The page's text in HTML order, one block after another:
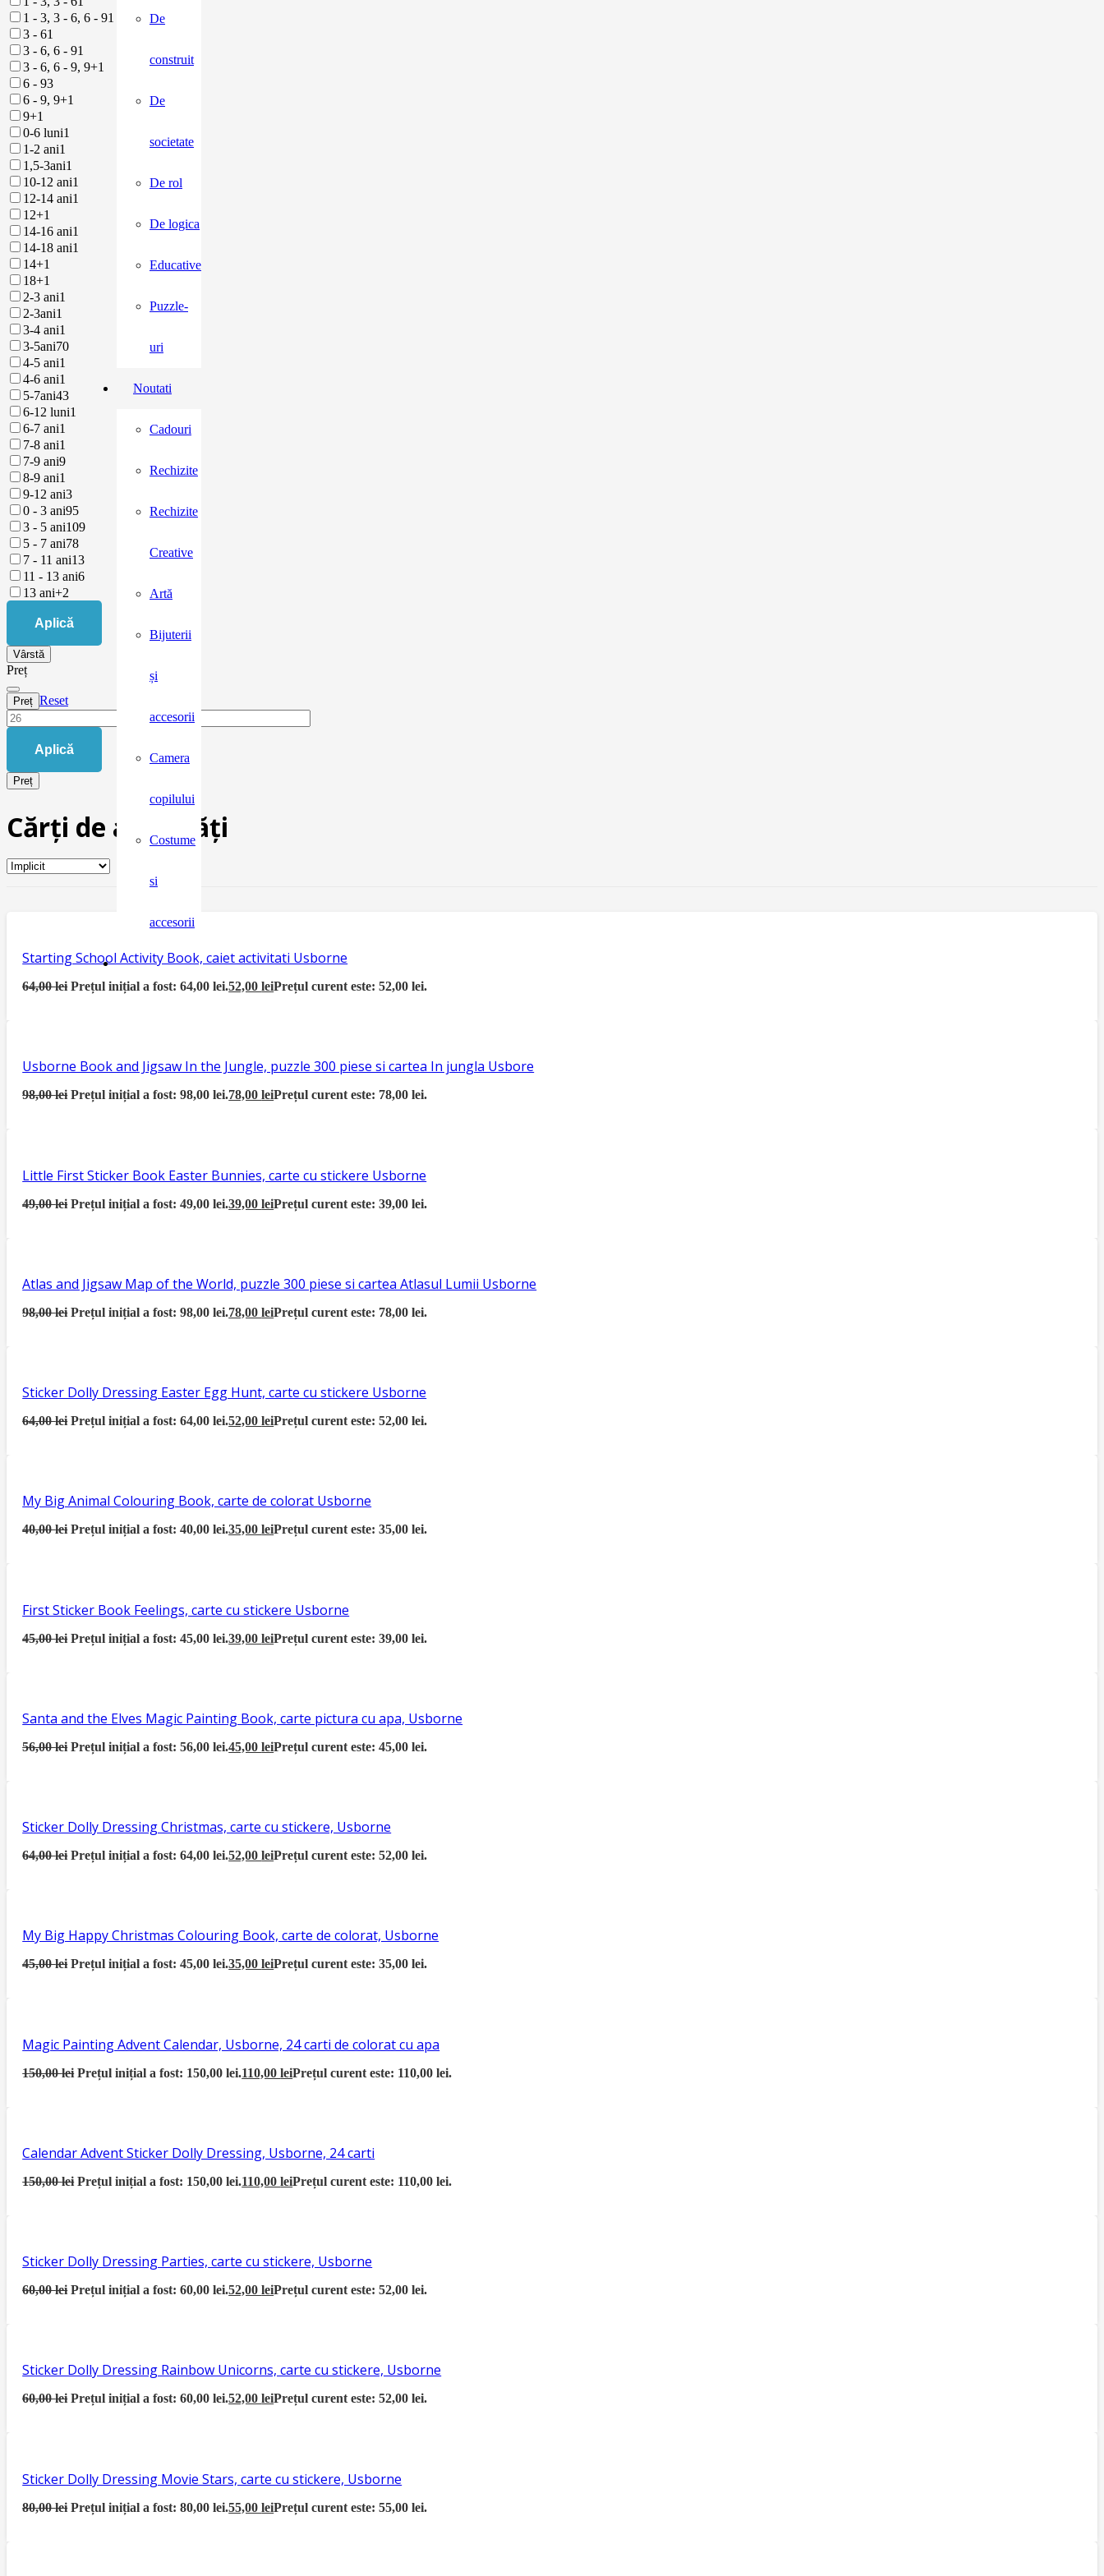
De
construit
De
societate
De rol
De logica
Educative
Puzzle-
uri
Noutati
Cadouri
Rechizite
Rechizite
Creative
Artă
Bijuterii
și
accesorii
Camera
copilului
Costume
si
accesorii
1 - 3, 3 - 6, 6 - 91
3 - 61
3 - 6, 6 - 91
3 - 6, 6 - 9, 9+1
6 - 93
6 - 9, 9+1
9+1
0-6 luni1
1-2 ani1
1,5-3ani1
10-12 ani1
12-14 ani1
12+1
14-16 ani1
14-18 ani1
14+1
18+1
2-3 ani1
2-3ani1
3-4 ani1
3-5ani70
4-5 ani1
4-6 ani1
5-7ani43
6-12 luni1
6-7 ani1
7-8 ani1
7-9 ani9
8-9 ani1
9-12 ani3
0 - 3 ani95
3 - 5 ani109
5 - 7 ani78
7 - 11 ani13
11 - 13 ani6
13 ani+2
Aplică
Vârstă
Preț
Preț Reset
Aplică
Preț
Cărți de activități
Starting School Activity Book, caiet activitati Usborne
64,00lei Prețul inițial a fost: 64,00 lei.52,00leiPrețul curent este: 52,00 lei.
Usborne Book and Jigsaw In the Jungle, puzzle 300 piese si cartea In jungla Usbore
98,00lei Prețul inițial a fost: 98,00 lei.78,00leiPrețul curent este: 78,00 lei.
Little First Sticker Book Easter Bunnies, carte cu stickere Usborne
49,00lei Prețul inițial a fost: 49,00 lei.39,00leiPrețul curent este: 39,00 lei.
Atlas and Jigsaw Map of the World, puzzle 300 piese si cartea Atlasul Lumii Usborne
98,00lei Prețul inițial a fost: 98,00 lei.78,00leiPrețul curent este: 78,00 lei.
Sticker Dolly Dressing Easter Egg Hunt, carte cu stickere Usborne
64,00lei Prețul inițial a fost: 64,00 lei.52,00leiPrețul curent este: 52,00 lei.
My Big Animal Colouring Book, carte de colorat Usborne
40,00lei Prețul inițial a fost: 40,00 lei.35,00leiPrețul curent este: 35,00 lei.
First Sticker Book Feelings, carte cu stickere Usborne
45,00lei Prețul inițial a fost: 45,00 lei.39,00leiPrețul curent este: 39,00 lei.
Santa and the Elves Magic Painting Book, carte pictura cu apa, Usborne
56,00lei Prețul inițial a fost: 56,00 lei.45,00leiPrețul curent este: 45,00 lei.
Sticker Dolly Dressing Christmas, carte cu stickere, Usborne
64,00lei Prețul inițial a fost: 64,00 lei.52,00leiPrețul curent este: 52,00 lei.
My Big Happy Christmas Colouring Book, carte de colorat, Usborne
45,00lei Prețul inițial a fost: 45,00 lei.35,00leiPrețul curent este: 35,00 lei.
Magic Painting Advent Calendar, Usborne, 24 carti de colorat cu apa
150,00lei Prețul inițial a fost: 150,00 lei.110,00leiPrețul curent este: 110,00 lei.
Calendar Advent Sticker Dolly Dressing, Usborne, 24 carti
150,00lei Prețul inițial a fost: 150,00 lei.110,00leiPrețul curent este: 110,00 lei.
Sticker Dolly Dressing Parties, carte cu stickere, Usborne
60,00lei Prețul inițial a fost: 60,00 lei.52,00leiPrețul curent este: 52,00 lei.
Sticker Dolly Dressing Rainbow Unicorns, carte cu stickere, Usborne
60,00lei Prețul inițial a fost: 60,00 lei.52,00leiPrețul curent este: 52,00 lei.
Sticker Dolly Dressing Movie Stars, carte cu stickere, Usborne
80,00lei Prețul inițial a fost: 80,00 lei.55,00leiPrețul curent este: 55,00 lei.